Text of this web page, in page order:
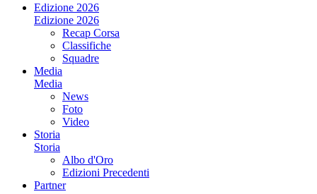
Edizione 2026
Edizione 2026
Recap Corsa
Classifiche
Squadre
Media
Media
News
Foto
Video
Storia
Storia
Albo d'Oro
Edizioni Precedenti
Partner